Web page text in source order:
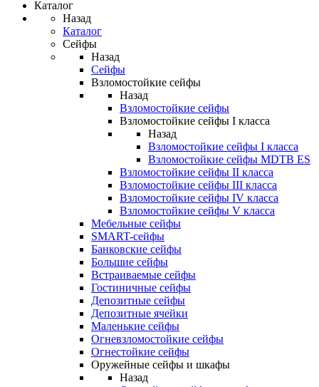
Каталог
Назад
Каталог
Сейфы
Назад
Сейфы
Взломостойкие сейфы
Назад
Взломостойкие сейфы
Взломостойкие сейфы I класса
Назад
Взломостойкие сейфы I класса
Взломостойкие сейфы MDTB ES
Взломостойкие сейфы II класса
Взломостойкие сейфы III класса
Взломостойкие сейфы IV класса
Взломостойкие сейфы V класса
Мебельные сейфы
SMART-сейфы
Банковские сейфы
Большие сейфы
Встраиваемые сейфы
Гостиничные сейфы
Депозитные сейфы
Депозитные ячейки
Маленькие сейфы
Огневзломостойкие сейфы
Огнестойкие сейфы
Оружейные сейфы и шкафы
Назад